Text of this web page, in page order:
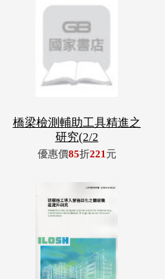
橋梁檢測輔助工具精進之
研究(2/2
優惠價85折221 元